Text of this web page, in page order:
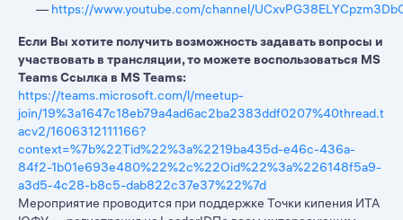
— https://www.youtube.com/channel/
Если Вы хотите получить возможность задавать вопросы и
участвовать в трансляции, то можете воспользоваться MS
TeamsСсылка в MS Teams:
https://teams.microsoft.com/l/meetup-
join/19%3a1647c18eb79a4ad6ac2ba2383ddf0207%40thread.t
acv2/1606312111166?
context=%7b%22Tid%22%3a%2219ba435d-e46c-436a-
84f2-1b01e693e480%22%2c%22Oid%22%3a%226148f5a9-
a3d5-4c28-b8c5-dab822c37e37%22%7d
Мероприятие проводится при поддержке Точки кипения ИТА